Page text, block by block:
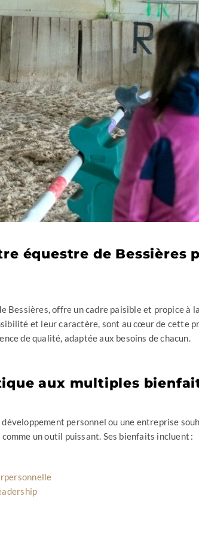
équestre de Bessières
Bessières, offre un cadre paisible et propice à
et leur caractère, sont au cœur de cette
de qualité, adaptée aux besoins de chacun.
aux multiples
personnel ou une entreprise
comme un outil puissant. Ses bienfaits incluent :